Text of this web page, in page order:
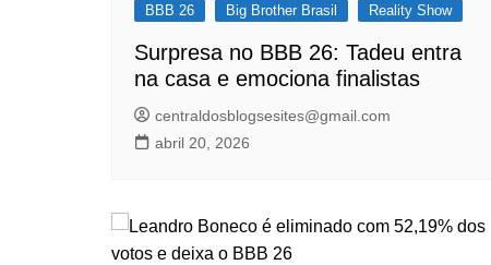
BBB 26 Big Brother Brasil Reality Show
Surpresa no BBB 26: Tadeu entra
na casa e emociona finalistas
centraldosblogsesites@gmail.com
abril 20, 2026